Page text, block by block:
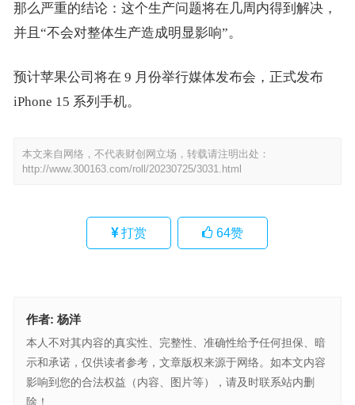
那么严重的结论：这个生产问题将在几周内得到解决，
并且“不会对整体生产造成明显影响”。
预计苹果公司将在 9 月份举行媒体发布会，正式发布
iPhone 15 系列手机。
本文来自网络，不代表财创网立场，转载请注明出处：
http://www.300163.com/roll/20230725/3031.html
打赏 64赞
作者: 杨洋
本人不对其内容的真实性、完整性、准确性给予任何担保、暗
示和承诺，仅供读者参考，文章版权来源于网络。如本文内容
影响到您的合法权益（内容、图片等），请及时联系站内删
除！